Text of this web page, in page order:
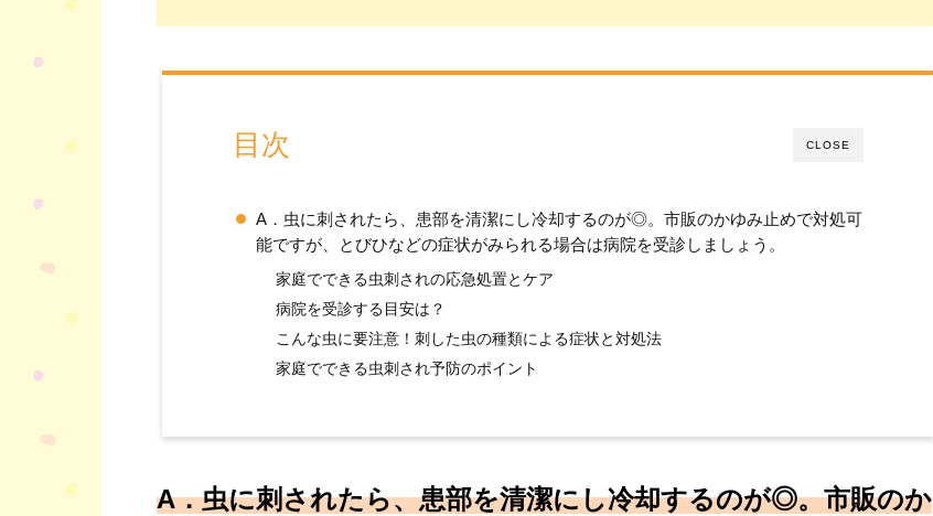
CLOSE
目次
A．虫に刺されたら、患部を清潔にし冷却するのが◎。市販のかゆみ止めで対処可
能ですが、とびひなどの症状がみられる場合は病院を受診しましょう。
家庭でできる虫刺されの応急処置とケア
病院を受診する目安は？
こんな虫に要注意！刺した虫の種類による症状と対処法
家庭でできる虫刺され予防のポイント
A．虫に刺されたら、患部を清潔にし冷却するのが◎。市販のか